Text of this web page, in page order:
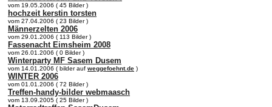
vom 19.05.2006 ( 45 Bilder )
hochzeit kerstin torsten
vom 27.04.2006 ( 23 Bilder )
Männerzelten 2006
vom 29.01.2006 ( 113 Bilder )
Fassenacht Eimsheim 2008
vom 26.01.2006 ( 0 Bilder )
Winterparty MF Sasem Dusem
vom 14.01.2006 ( bilder auf weggefoehnt.de )
WINTER 2006
vom 01.01.2006 ( 72 Bilder )
Treffen-handy-bilder webmaasch
vom 13.09.2005 ( 25 Bilder )